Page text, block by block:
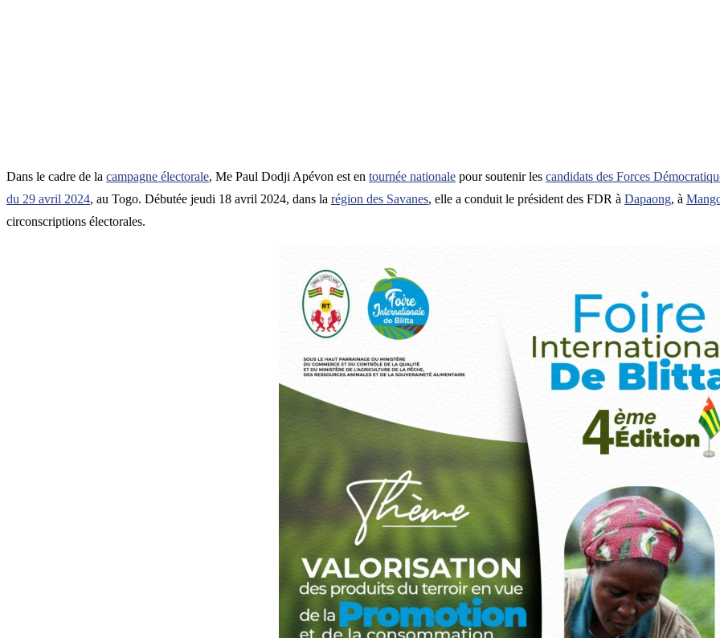
Dans le cadre de la campagne électorale, Me Paul Dodji Apévon est en tournée nationale pour soutenir les candidats des Forces
du 29 avril 2024, au Togo. Débutée jeudi 18 avril 2024, dans la région des Savanes, elle a conduit le président des FDR à Dapaong, à
circonscriptions électorales.